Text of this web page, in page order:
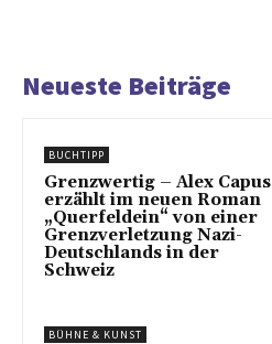
Neueste Beiträge
BUCHTIPP
Grenzwertig – Alex Capus
erzählt im neuen Roman
„Querfeldein“ von einer
Grenzverletzung Nazi-
Deutschlands in der
Schweiz
BÜHNE & KUNST